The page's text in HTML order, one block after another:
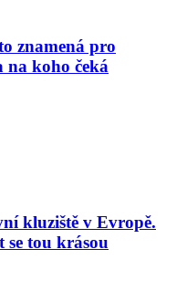
znamená pro
na koho čeká
kluziště v Evropě.
se tou krásou